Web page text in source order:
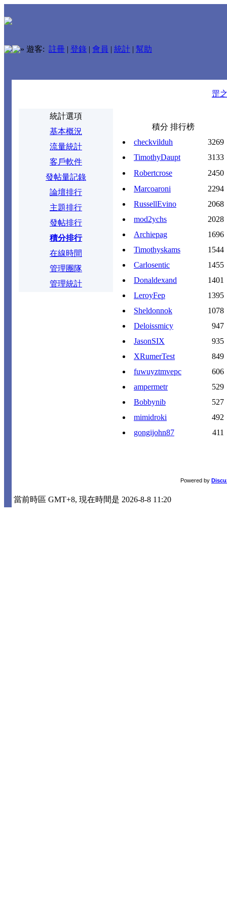
» 遊客: 註冊 | 登錄 | 會員 | 統計 | 幫助
罡
統計選項
基本概況
流量統計
客戶軟件
發帖量記錄
論壇排行
主題排行
發帖排行
積分排行
在線時間
管理團隊
管理統計
積分 排行榜
checkvilduh
3269
TimothyDaupt
3133
Robertcrose
2450
Marcoaroni
2294
RussellEvino
2068
mod2ychs
2028
Archiepag
1696
Timothyskams
1544
Carlosentic
1455
Donaldexand
1401
LeroyFep
1395
Sheldonnok
1078
Deloissmicy
947
JasonSIX
935
XRumerTest
849
fuwuyztmvepc
606
ampermetr
529
Bobbynib
527
mimidroki
492
gongijohn87
411
Powered by
當前時區 GMT+8, 現在時間是 2026-8-8 11:20